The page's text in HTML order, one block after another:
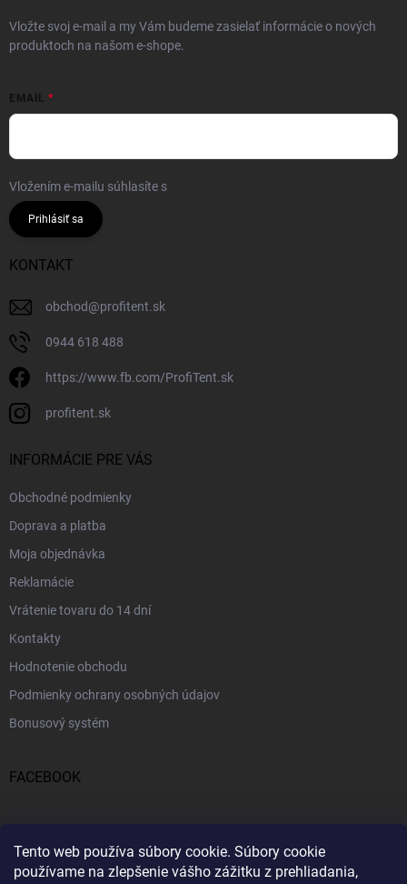
Tento web používa súbory cookie. Súbory cookie
používame na zlepšenie vášho zážitku z prehliadania,
Vložte svoj e-mail a my Vám budeme zasielať informácie o nových
produktoch na našom e-shope.
EMAIL
Vložením e-mailu súhlasíte s
Prihlásiť sa
KONTAKT
obchod@profitent.sk
0944 618 488
https://www.fb.com/ProfiTent.sk
profitent.sk
INFORMÁCIE PRE VÁS
Obchodné podmienky
Doprava a platba
Moja objednávka
Reklamácie
Vrátenie tovaru do 14 dní
Kontakty
Hodnotenie obchodu
Podmienky ochrany osobných údajov
Bonusový systém
FACEBOOK
PRIJÍMAME ONLINE PLATBY